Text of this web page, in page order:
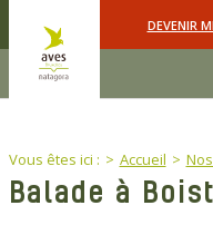
DEVENIR
You are here:
Vous êtes ici : Accueil
Balade à